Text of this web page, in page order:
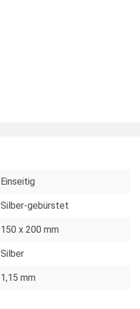
Einseitig
Silber-gebürstet
150 x 200 mm
Silber
1,15 mm